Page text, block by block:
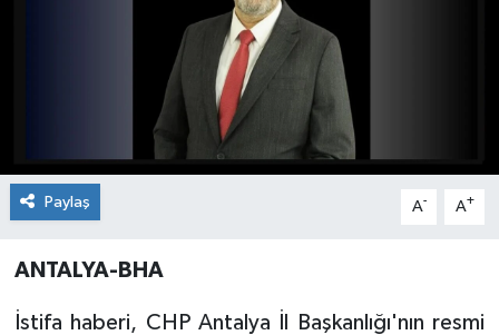
Paylaş A- A+
ANTALYA-BHA
İstifa haberi, CHP Antalya İl Başkanlığı'nın resmi